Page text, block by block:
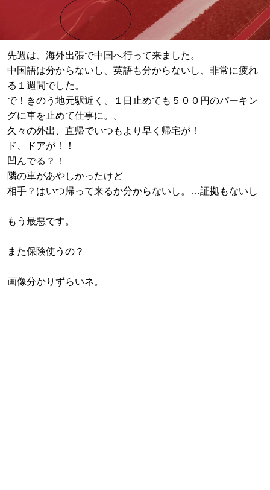
先週は、海外出張で中国へ行って来ました。
中国語は分からないし、英語も分からないし、非常に疲れ
る１週間でした。
で！きのう地元駅近く、１日止めても５００円のパーキン
グに車を止めて仕事に。。
久々の外出、直帰でいつもより早く帰宅が！
ド、ドアが！！
凹んでる？！
隣の車があやしかったけど
相手？はいつ帰って来るか分からないし。…証拠もないし
もう最悪です。
また保険使うの？
画像分かりずらいネ。